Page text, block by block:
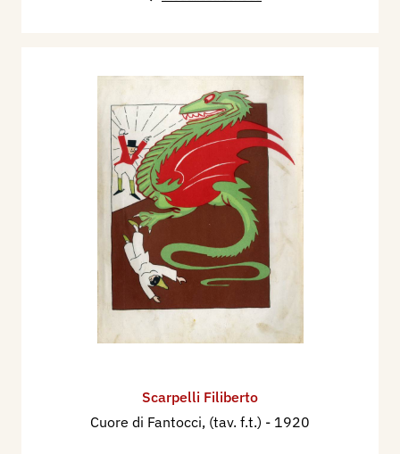
Scarpelli Filiberto
Cuore di Fantocci, (tav. f.t.) - 1920